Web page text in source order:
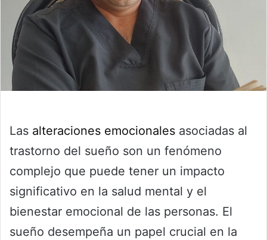
Las alteraciones emocionales asociadas al
trastorno del sueño son un fenómeno
complejo que puede tener un impacto
significativo en la salud mental y el
bienestar emocional de las personas. El
sueño desempeña un papel crucial en la